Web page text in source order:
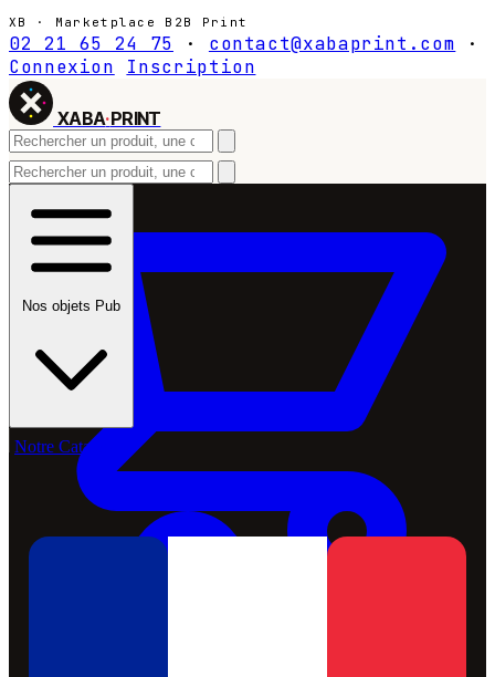
XB · Marketplace B2B Print
02 21 65 24 75 · contact@xabaprint.com
·
Connexion
Inscription
XABA·PRINT
Nos objets Pub
Notre Catalogue